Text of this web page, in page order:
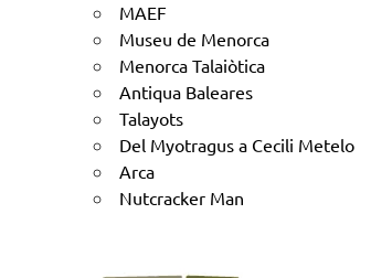
MAEF
Museu de Menorca
Menorca Talaiòtica
Antiqua Baleares
Talayots
Del Myotragus a Cecili Metelo
Arca
Nutcracker Man